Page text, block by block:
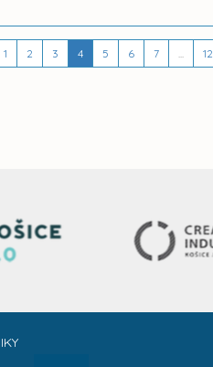
1 2 3 4 5 6 7 ... 12